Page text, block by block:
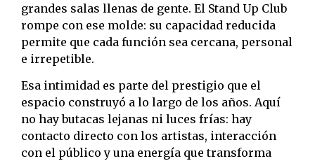
grandes salas llenas de gente. El Stand Up Club
rompe con ese molde: su capacidad reducida
permite que cada función sea cercana, personal
e irrepetible.
Esa intimidad es parte del prestigio que el
espacio construyó a lo largo de los años. Aquí
no hay butacas lejanas ni luces frías: hay
contacto directo con los artistas, interacción
con el público y una energía que transforma